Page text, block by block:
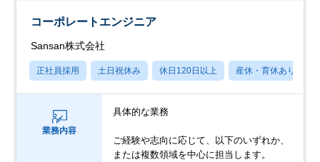
コーポレートエンジニア
Sansan株式会社
正社員採用 土日祝休み 休日120日以上 産休・育休あり
業務内容
具体的な業務
ご経験や志向に応じて、以下のいずれか、
または複数領域を中心に担当します。